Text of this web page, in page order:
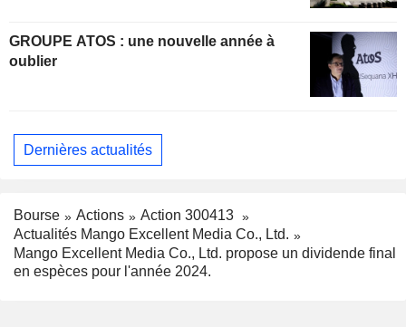
GROUPE ATOS : une nouvelle année à
oublier
Dernières actualités
Bourse Actions
Action 300413
Actualités Mango Excellent Media Co., Ltd.
Mango Excellent Media Co., Ltd. propose un dividende final
en espèces pour l'année 2024.